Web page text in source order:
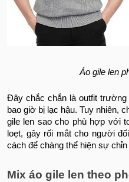
Áo gile len
Đây chắc chắn là outfit
bao giờ bị lạc hậu. Tuy nhiên,
gile len sao cho phù hợp với
loẹt, gây rối mắt cho người
cách để chàng thể hiện sự
Mix áo gile len theo